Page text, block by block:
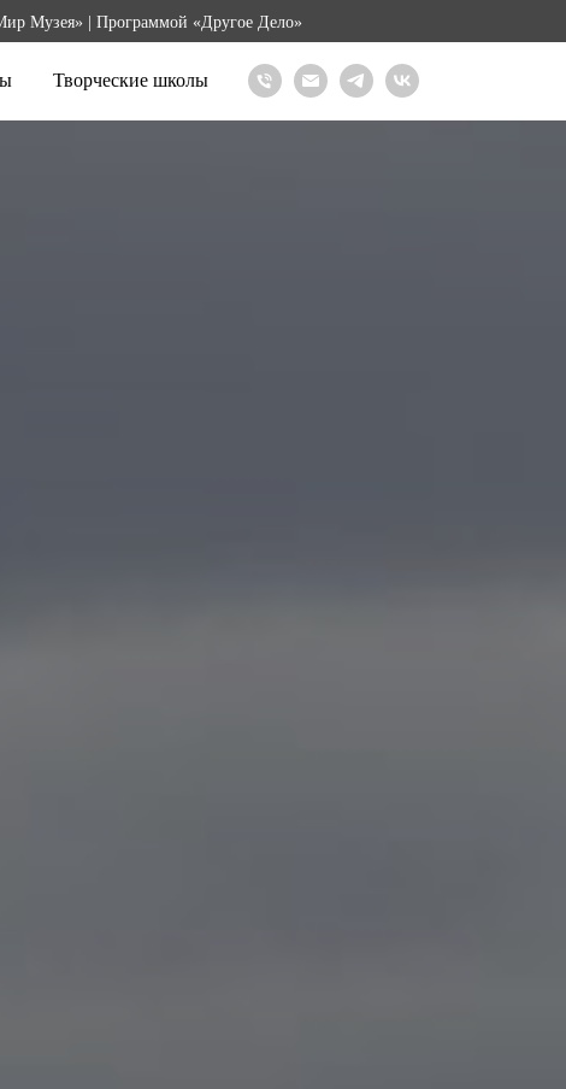
Музея» | Программой «Другое Дело»
Творческие школы